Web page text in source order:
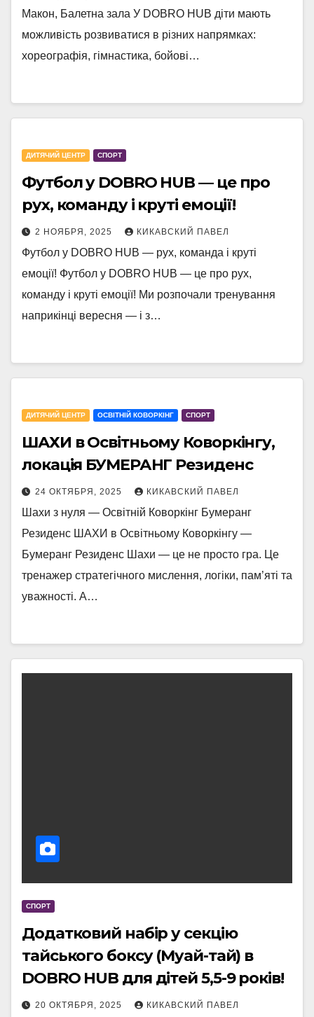
Макон, Балетна зала У DOBRO HUB діти мають
можливість розвиватися в різних напрямках:
хореографія, гімнастика, бойові…
ДИТЯЧИЙ ЦЕНТР СПОРТ
Футбол у DOBRO HUB — це про
рух, команду і круті емоції!
2 НОЯБРЯ, 2025 КИКАВСКИЙ ПАВЕЛ
Футбол у DOBRO HUB — рух, команда і круті
емоції! Футбол у DOBRO HUB — це про рух,
команду і круті емоції! Ми розпочали тренування
наприкінці вересня — і з…
ДИТЯЧИЙ ЦЕНТР ОСВІТНІЙ КОВОРКІНГ СПОРТ
ШАХИ в Освітньому Коворкінгу,
локація БУМЕРАНГ Резиденс
24 ОКТЯБРЯ, 2025 КИКАВСКИЙ ПАВЕЛ
Шахи з нуля — Освітній Коворкінг Бумеранг
Резиденс ШАХИ в Освітньому Коворкінгу —
Бумеранг Резиденс Шахи — це не просто гра. Це
тренажер стратегічного мислення, логіки, пам’яті та
уважності. А…
СПОРТ
Додатковий набір у секцію
тайського боксу (Муай-тай) в
DOBRO HUB для дітей 5,5-9 pоків!
20 ОКТЯБРЯ, 2025 КИКАВСКИЙ ПАВЕЛ